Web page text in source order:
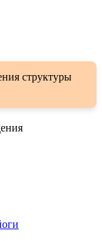
структуры